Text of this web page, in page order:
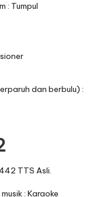
: Tumpul
dan berbulu) :
TTS Asli.
: Karaoke